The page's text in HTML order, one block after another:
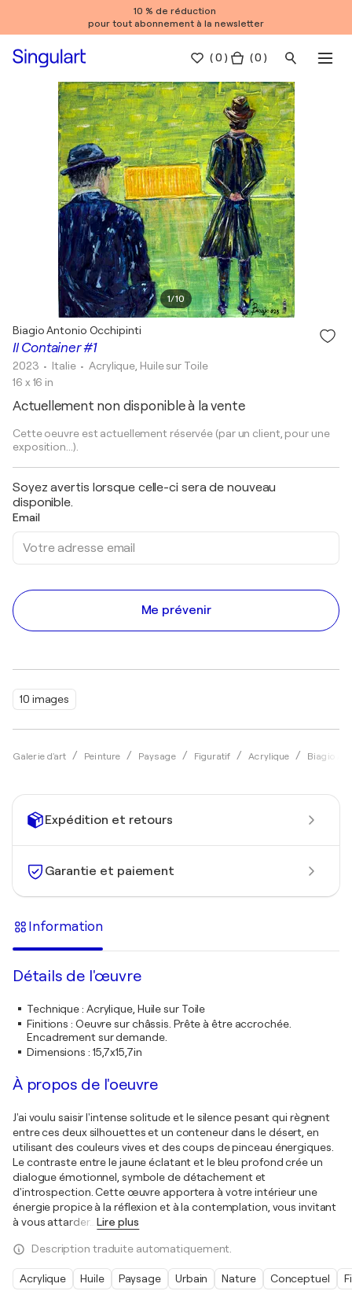
10 % de réduction
pour tout abonnement à la newsletter
(0 ) ( 0 )
1/10
10 images
Galerie d'art Peinture Paysage Figuratif Acrylique Biagio
Il Container #1
Biagio Antonio Occhipinti
2023 • Italie •Acrylique, Huile sur Toile
16 x 16 in
Actuellement non disponible à la vente
Cette oeuvre est actuellement réservée (par un client, pour une
exposition...).
Soyez avertis lorsque celle-ci sera de nouveau
disponible.
Email
Me prévenir
Expédition et retours
Garantie et paiement
Information
Détails de l'œuvre
Technique: Acrylique, Huile sur Toile
Finitions : Oeuvre sur châssis. Prête à être accrochée.
Encadrement sur demande.
Dimensions : 15,7x15,7in
À propos de l'oeuvre
J'ai voulu saisir l'intense solitude et le silence pesant qui règnent
entre ces deux silhouettes et un conteneur dans le désert, en
utilisant des couleurs vives et des coups de pinceau énergiques.
Le contraste entre le jaune éclatant et le bleu profond crée un
dialogue émotionnel, symbole de détachement et
d'introspection. Cette œuvre apportera à votre intérieur une
énergie propice à la réflexion et à la contemplation, vous invitant
à vous attarder… Lire plus
Description traduite automatiquement.
Acrylique Huile Paysage Urbain Nature Conceptuel